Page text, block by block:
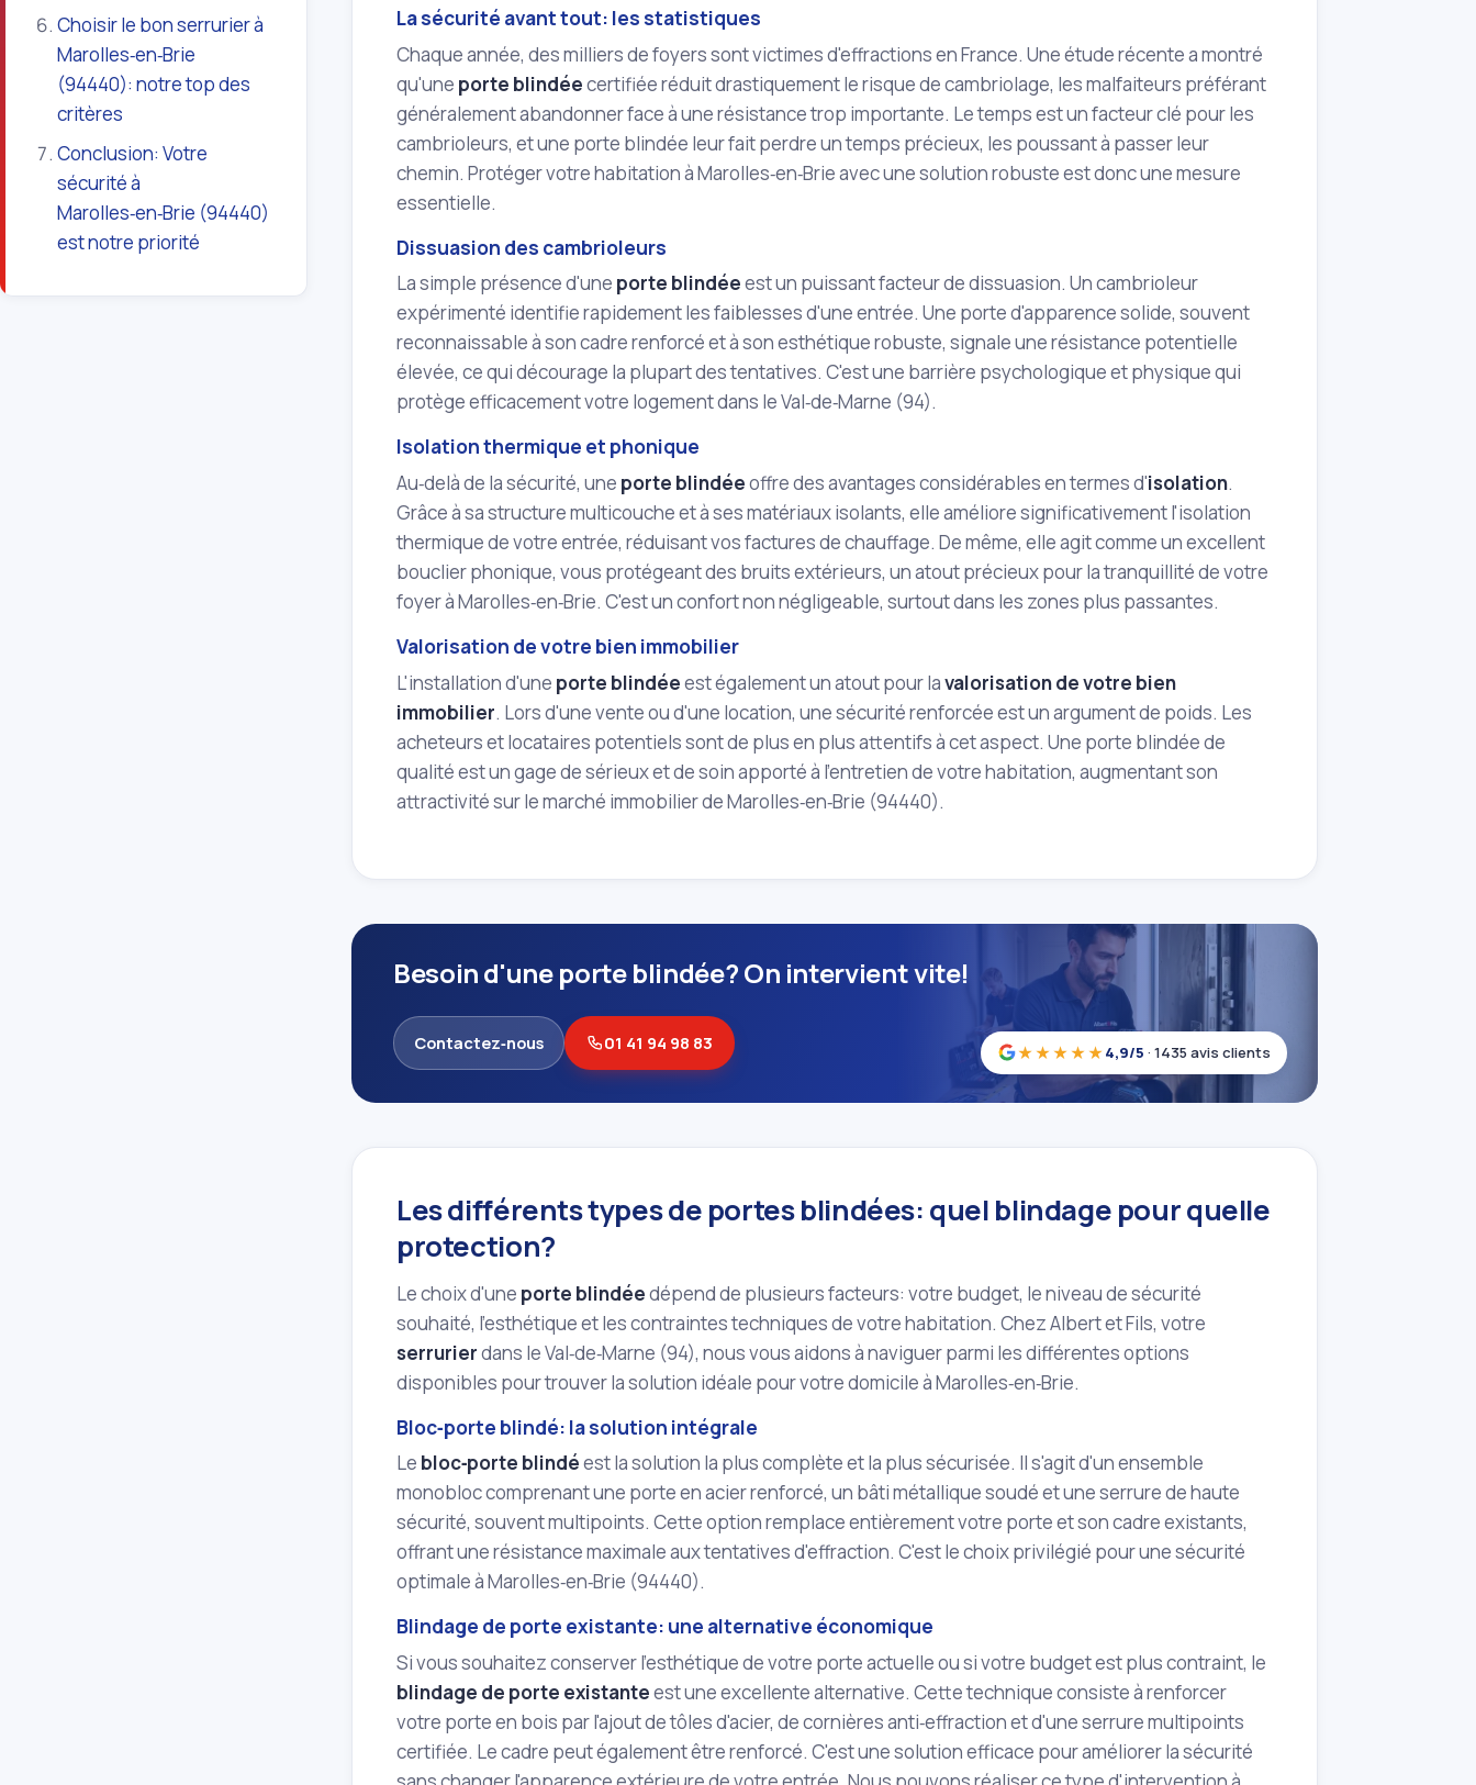
Choisir le bon serrurier à
Marolles‑en‑Brie
(94440): notre top des
critères
Conclusion: Votre
sécurité à
Marolles‑en‑Brie (94440)
est notre priorité
La sécurité avant tout: les statistiques
Chaque année, des milliers de foyers sont victimes d'effractions en France. Une étude récente a montré
qu'une porte blindéecertifiée réduit drastiquement le risque de cambriolage, les malfaiteurs préférant
généralement abandonner face à une résistance trop importante. Le temps est un facteur clé pour les
cambrioleurs, et une porte blindée leur fait perdre un temps précieux, les poussant à passer leur
chemin. Protéger votre habitation à Marolles‑en‑Brie avec une solution robuste est donc une mesure
essentielle.
Dissuasion des cambrioleurs
La simple présence d'une porte blindéeest un puissant facteur de dissuasion. Un cambrioleur
expérimenté identifie rapidement les faiblesses d'une entrée. Une porte d'apparence solide, souvent
reconnaissable à son cadre renforcé et à son esthétique robuste, signale une résistance potentielle
élevée, ce qui décourage la plupart des tentatives. C'est une barrière psychologique et physique qui
protège efficacement votre logement dans le Val‑de‑Marne (94).
Isolation thermique et phonique
Au‑delà de la sécurité, une porte blindéeoffre des avantages considérables en termes d'isolation.
Grâce à sa structure multicouche et à ses matériaux isolants, elle améliore significativement l'isolation
thermique de votre entrée, réduisant vos factures de chauffage. De même, elle agit comme un excellent
bouclier phonique, vous protégeant des bruits extérieurs, un atout précieux pour la tranquillité de votre
foyer à Marolles‑en‑Brie. C'est un confort non négligeable, surtout dans les zones plus passantes.
Valorisation de votre bien immobilier
L'installation d'une porte blindéeest également un atout pour lavalorisation de votre bien
immobilier. Lors d'une vente ou d'une location, une sécurité renforcée est un argument de poids. Les
acheteurs et locataires potentiels sont de plus en plus attentifs à cet aspect. Une porte blindée de
qualité est un gage de sérieux et de soin apporté à l'entretien de votre habitation, augmentant son
attractivité sur le marché immobilier de Marolles‑en‑Brie (94440).
★★★★★4,9/5 · 1435 avis clients
Besoin d'une porte blindée? On intervient vite!
Contactez‑nous 01 41 94 98 83
Les différents types de portes blindées: quel blindage pour quelle
protection?
Le choix d'une porte blindéedépend de plusieurs facteurs: votre budget, le niveau de sécurité
souhaité, l'esthétique et les contraintes techniques de votre habitation. Chez Albert et Fils, votre
serrurierdans le Val‑de‑Marne (94), nous vous aidons à naviguer parmi les différentes options
disponibles pour trouver la solution idéale pour votre domicile à Marolles‑en‑Brie.
Bloc‑porte blindé: la solution intégrale
Le bloc‑porte blindéest la solution la plus complète et la plus sécurisée. Il s'agit d'un ensemble
monobloc comprenant une porte en acier renforcé, un bâti métallique soudé et une serrure de haute
sécurité, souvent multipoints. Cette option remplace entièrement votre porte et son cadre existants,
offrant une résistance maximale aux tentatives d'effraction. C'est le choix privilégié pour une sécurité
optimale à Marolles‑en‑Brie (94440).
Blindage de porte existante: une alternative économique
Si vous souhaitez conserver l'esthétique de votre porte actuelle ou si votre budget est plus contraint, le
blindage de porte existanteest une excellente alternative. Cette technique consiste à renforcer
votre porte en bois par l'ajout de tôles d'acier, de cornières anti‑effraction et d'une serrure multipoints
certifiée. Le cadre peut également être renforcé. C'est une solution efficace pour améliorer la sécurité